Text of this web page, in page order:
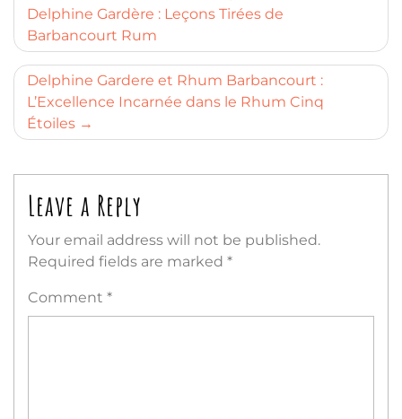
navigation
Delphine Gardère : Leçons Tirées de
Barbancourt Rum
Delphine Gardere et Rhum Barbancourt :
L’Excellence Incarnée dans le Rhum Cinq
Étoiles
Leave a Reply
Your email address will not be published.
Required fields are marked *
Comment *